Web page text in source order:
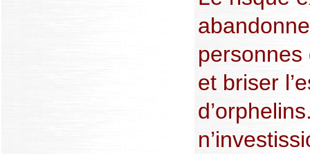
et briser